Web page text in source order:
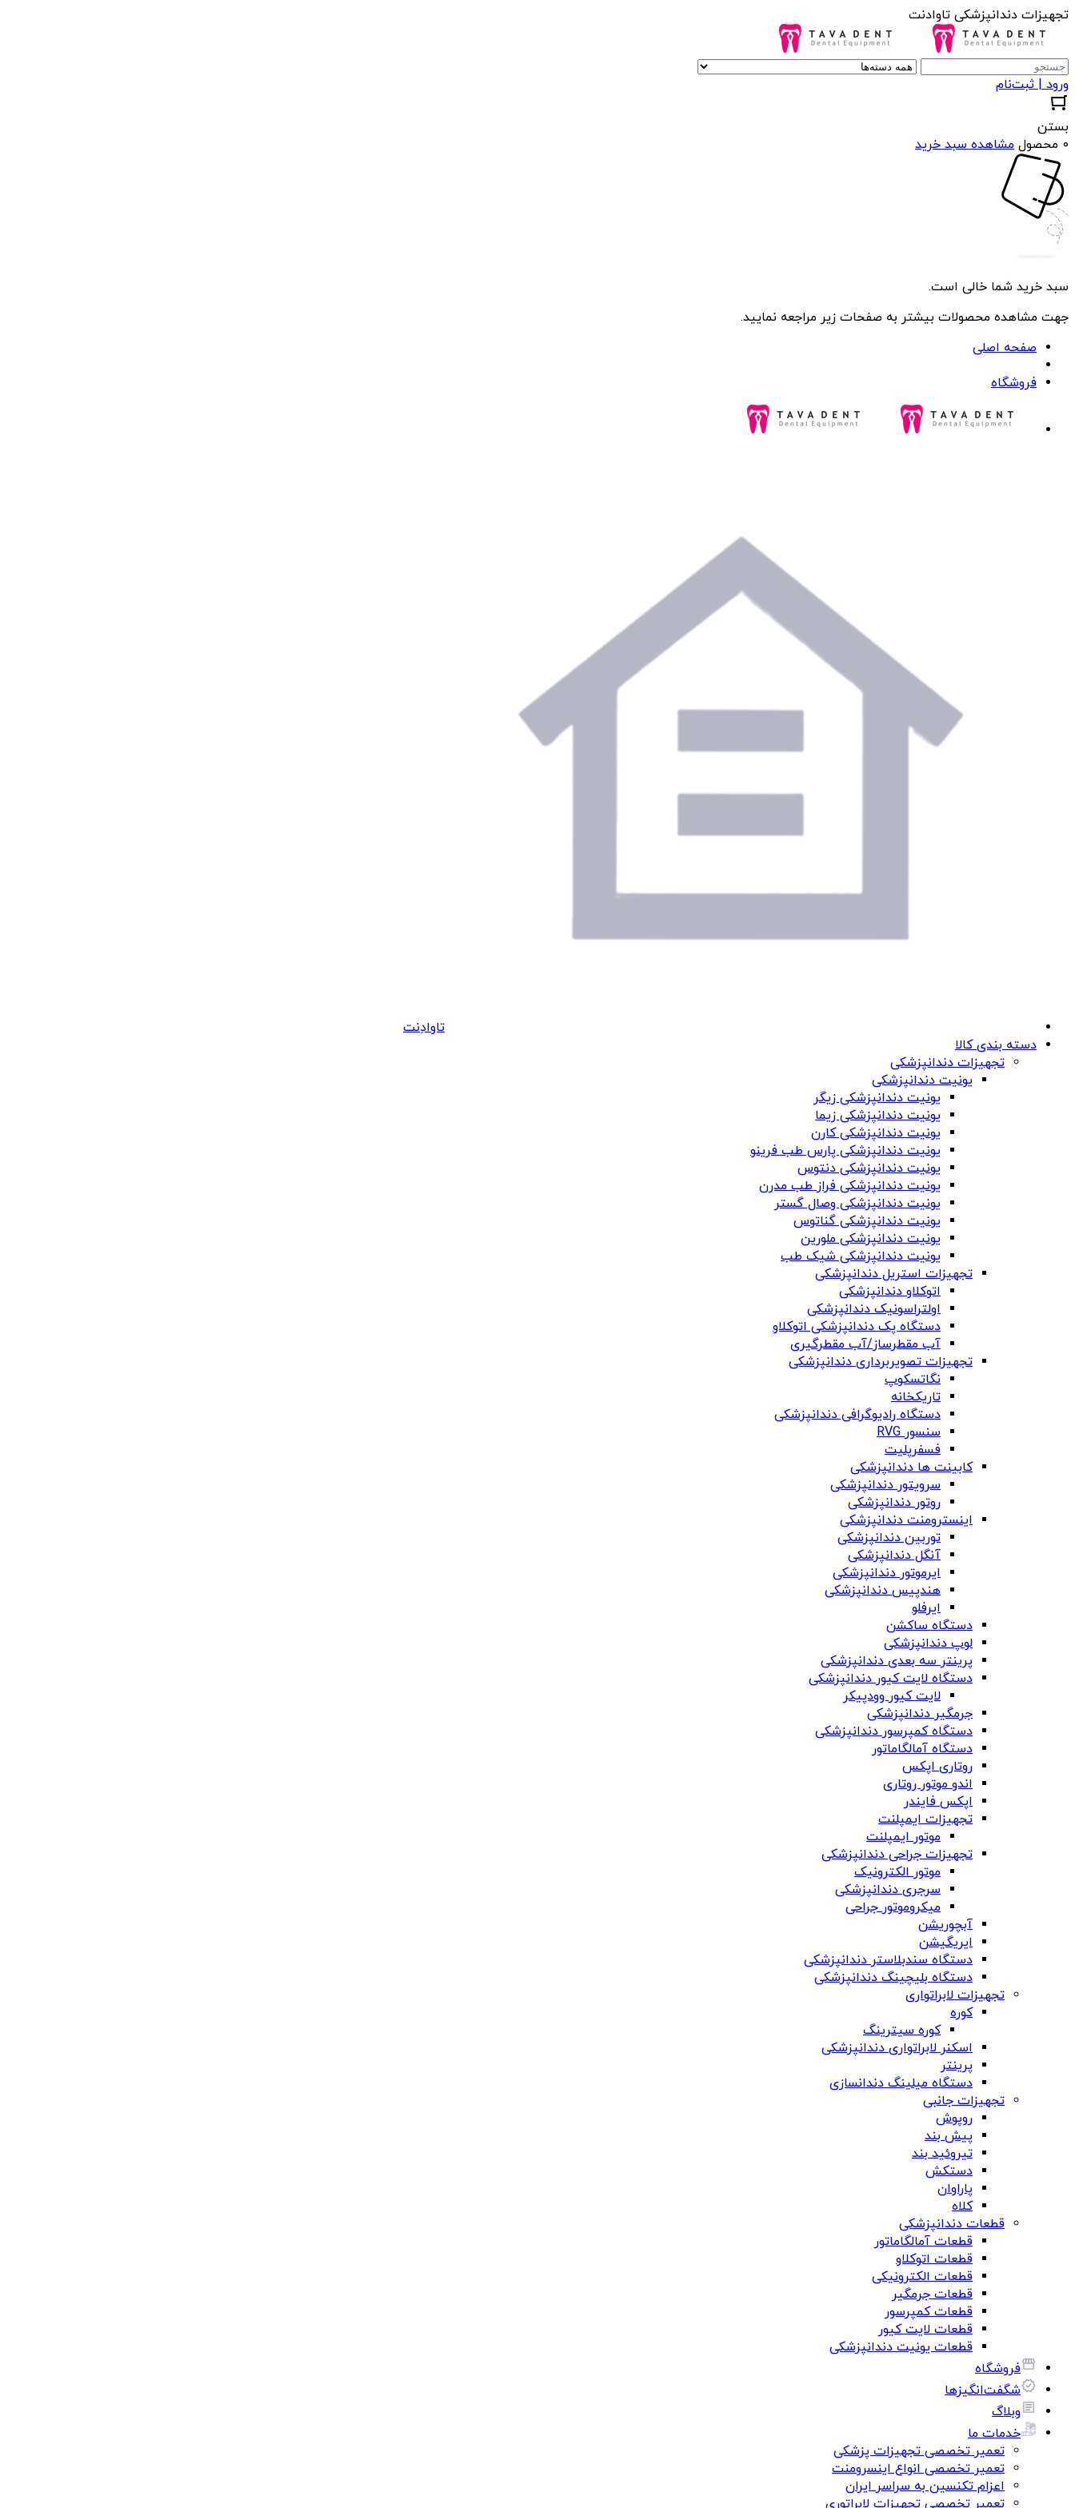
تجهیزات دندانپزشکی تاوادنت
ورود | ثبت‌نام
بستن
0 محصول
مشاهده سبد خرید
سبد خرید شما خالی است.
جهت مشاهده محصولات بیشتر به صفحات زیر مراجعه نمایید.
صفحه اصلی
فروشگاه
تاوادِنت
دسته بندی کالا
تجهیزات دندانپزشکی
یونیت دندانپزشکی
یونیت دندانپزشکی زیگر
یونیت دندانپزشکی زیما
یونیت دندانپزشکی کارن
یونیت دندانپزشکی پارس طب فرینو
یونیت دندانپزشکی دنتوس
یونیت دندانپزشکی فراز طب مدرن
یونیت دندانپزشکی وصال گستر
یونیت دندانپزشکی گناتوس
یونیت دندانپزشکی ملورین
یونیت دندانپزشکی شیک طب
تجهیزات استریل دندانپزشکی
اتوکلاو دندانپزشکی
اولتراسونیک دندانپزشکی
دستگاه پک دندانپزشکی اتوکلاو
آب مقطرساز/آب مقطرگیری
تجهیزات تصویربرداری دندانپزشکی
نگاتسکوپ
تاریکخانه
دستگاه‌ رادیوگرافی دندانپزشکی
سنسور RVG
فسفرپلیت
کابینت ها دندانپزشکی
سرویتور دندانپزشکی
روتور دندانپزشکی
اینسترومنت دندانپزشکی
توربین دندانپزشکی
آنگل دندانپزشکی
ایرموتور دندانپزشکی
هندپیس دندانپزشکی
ایرفلو
دستگاه ساکشن
لوپ دندانپزشکی
پرینتر سه بعدی دندانپزشکی
دستگاه لایت کیور دندانپزشکی
لایت کیور وودپیکر
جرمگیر دندانپزشکی
دستگاه کمپرسور دندانپزشکی
دستگاه آمالگاماتور
روتاری اپکس
اندو موتور روتاری
اپکس فایندر
تجهیزات ایمپلنت
موتور ایمپلنت
تجهیزات جراحی دندانپزشکی
موتور الکترونیک
سرجری دندانپزشکی
میکروموتور جراحی
آبچوریشن
ایریگیشن
دستگاه سندبلاستر دندانپزشکی
دستگاه بلیچینگ دندانپزشکی
تجهیزات لابراتواری
کوره
کوره سیترینگ
اسکنر لابراتواری دندانپزشکی
پرینتر
دستگاه میلینگ دندانسازی
تجهیزات جانبی
روپوش
پیش بند
تیروئید بند
دستکش
پاراوان
کلاه
قطعات دندانپزشکی
قطعات آمالگاماتور
قطعات اتوکلاو
قطعات الکترونیکی
قطعات جرمگیر
قطعات کمپرسور
قطعات لایت کیور
قطعات یونیت دندانپزشکی
فروشگاه
شگفت‌انگیزها
وبلاگ
خدمات ما
تعمیر تخصصی تجهیزات پزشکی
تعمیر تخصصی انواع اینسرومنت
اعزام تکنسین به سراسر ایران
تعمیر تخصصی تجهیزات لابراتوری